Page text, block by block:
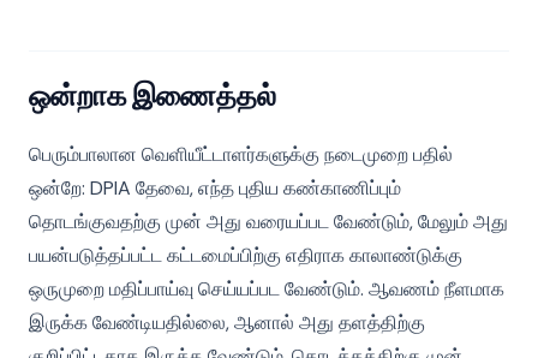
ஒன்றாக இணைத்தல்
பெரும்பாலான வெளியீட்டாளர்களுக்கு நடைமுறை பதில்
ஒன்றே: DPIA தேவை, எந்த புதிய கண்காணிப்பும்
தொடங்குவதற்கு முன் அது வரையப்பட வேண்டும், மேலும் அது
பயன்படுத்தப்பட்ட கட்டமைப்பிற்கு எதிராக காலாண்டுக்கு
ஒருமுறை மதிப்பாய்வு செய்யப்பட வேண்டும். ஆவணம் நீளமாக
இருக்க வேண்டியதில்லை, ஆனால் அது தளத்திற்கு